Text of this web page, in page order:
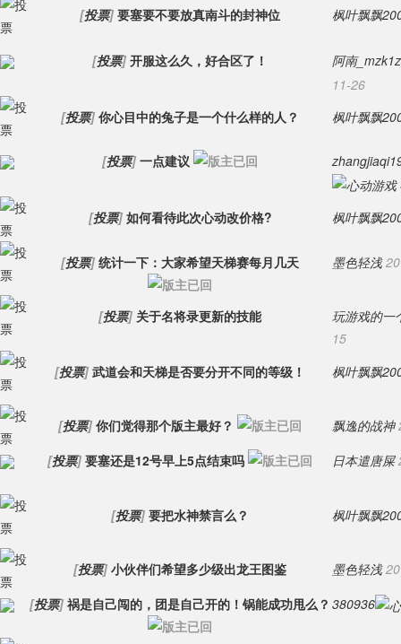
[投票] 要塞要不要放真南斗的封神位 枫叶飘飘
[投票] 开服这么久，好合区了！
阿南
11-26
[投票] 你心目中的兔子是一个什么样的人？ 枫叶飘飘
[投票] 一点建议
[投票] 如何看待此次心动改价格? 枫叶飘飘
[投票] 统计一下：大家希望天梯赛每月几天 墨色轻浅
[投票] 关于名将录更新的技能
玩游戏的一
15
[投票] 武道会和天梯是否要分开不同的等级！ 枫叶飘飘
[投票] 你们觉得那个版主最好？ 飘逸的战神
[投票] 要塞还是12号早上5点结束吗 日本遣唐屎
[投票] 要把水神禁言么？ 枫叶飘飘
[投票] 小伙伴们希望多少级出龙王图鉴 墨色轻浅
[投票] 祸是自己闯的，团是自己开的！锅能成功甩么？ 380936